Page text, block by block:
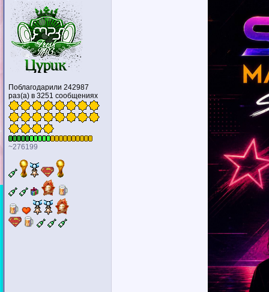
Поблагодарили 242987
раз(а) в 3251 сообщениях
~276199